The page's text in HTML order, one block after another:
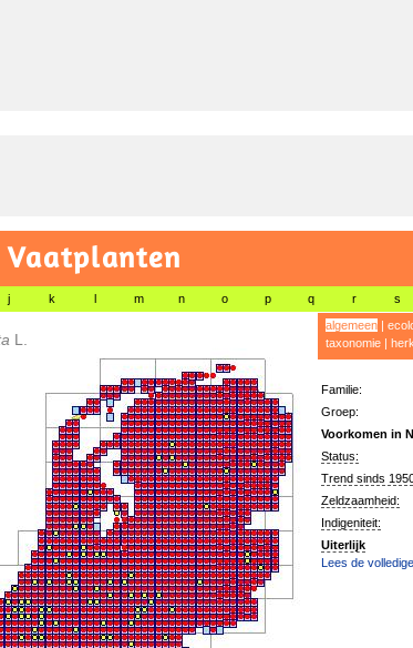
Vaatplanten
j k l m n o p q r s
L.
algemeen|
taxonomie|
Familie:
Groep:
Voorkomen in
Status:
Trend sinds
Zeldzaamheid:
Indigeniteit:
Uiterlijk
Lees de